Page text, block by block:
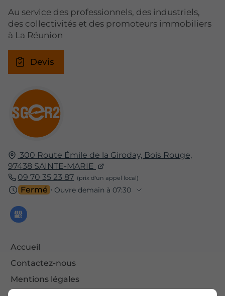
300 Route Émile de la Giroday, Bois Rouge,
97438 SAINTE-MARIE
09 70 35 23 87
Fermé ⋅ Ouvre demain à 07:30
Accueil
Contactez-nous
Mentions légales
Au service des professionnels, des industriels,
des collectivités et des promoteurs immobiliers
à La Réunion
Devis